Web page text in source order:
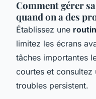
Comment gérer
quand on a des
Établissez une
limitez les écrans
tâches importantes
courtes et consultez
troubles persistent.